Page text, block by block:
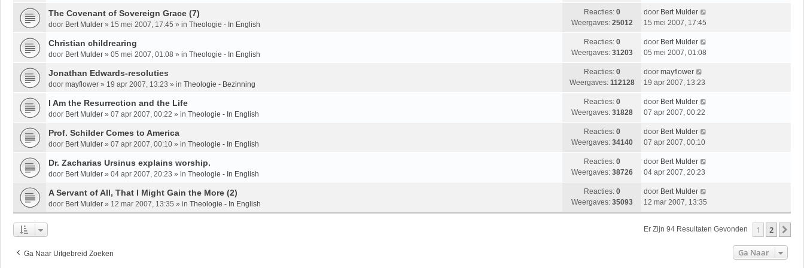
The Covenant of Sovereign Grace (7)
door Bert Mulder » 15 mei 2007, 17:45 » in Theologie - In English
Reacties: 0
Weergaves: 25012
door Bert Mulder
15 mei 2007, 17:45
Christian childrearing
door Bert Mulder » 05 mei 2007, 01:08 » in Theologie - In English
Reacties: 0
Weergaves: 31203
door Bert Mulder
05 mei 2007, 01:08
Jonathan Edwards-resoluties
door mayflower » 19 apr 2007, 13:23 » in Theologie - Bezinning
Reacties: 0
Weergaves: 112128
door mayflower
19 apr 2007, 13:23
I Am the Resurrection and the Life
door Bert Mulder » 07 apr 2007, 00:22 » in Theologie - In English
Reacties: 0
Weergaves: 31828
door Bert Mulder
07 apr 2007, 00:22
Prof. Schilder Comes to America
door Bert Mulder » 07 apr 2007, 00:10 » in Theologie - In English
Reacties: 0
Weergaves: 34140
door Bert Mulder
07 apr 2007, 00:10
Dr. Zacharias Ursinus explains worship.
door Bert Mulder » 04 apr 2007, 20:23 » in Theologie - In English
Reacties: 0
Weergaves: 38726
door Bert Mulder
04 apr 2007, 20:23
A Servant of All, That I Might Gain the More (2)
door Bert Mulder » 12 mar 2007, 13:35 » in Theologie - In English
Reacties: 0
Weergaves: 35093
door Bert Mulder
12 mar 2007, 13:35
Er Zijn 94 Resultaten Gevonden 1 2
Ga Naar Uitgebreid Zoeken Ga Naar